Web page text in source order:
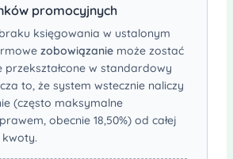
promocyjnych
księgowania w ustalonym
zobowiązaniemoże zostać
przekształcone w standardowy
to, że system wstecznie naliczy
(często maksymalne
obecnie 18,50%) od całej